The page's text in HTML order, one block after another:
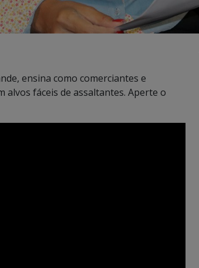
ensina como comerciantes e
fáceis de assaltantes. Aperte o